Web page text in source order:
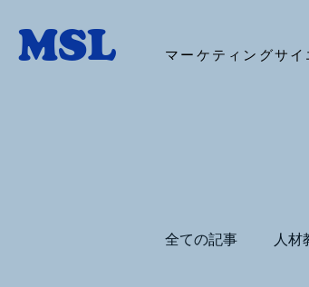
マーケティングサイ
全ての記事 人材